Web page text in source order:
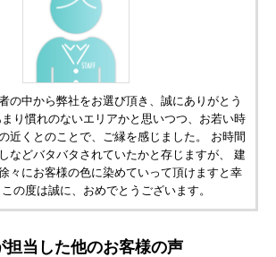
の中から弊社をお選び頂き、誠にありがとう
り慣れのないエリアかと思いつつ、お若い時
近くとのことで、ご縁を感じました。 お時間
などバタバタされていたかと存じますが、 建
々にお客様の色に染めていって頂けますと幸
の度は誠に、おめでとうございます。
担当した他のお客様の声